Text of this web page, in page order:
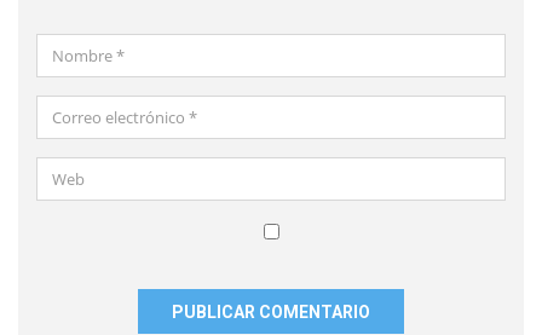
Nombre
*
Correo
electrónico
*Web